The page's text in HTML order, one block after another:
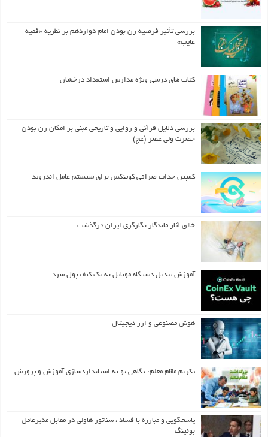
بررسی تأثیر فرضیه زن بودن امام دوازدهم بر نظریه «فقیه
غایب»
کتاب های درسی ویژه مدارس استعداد درخشان
بررسی دلایل قرآنی و روایی و تاریخی مبنی بر امکان زن بودن
حضرت ولی عصر (عج)
کمپین جذاب صرافی کوینکس برای سیستم عامل اندروید
خالق آثار ماندگار نگارگری ایران درگذشت
آموزش تبدیل دستگاه موبایل به یک کیف‌ پول سرد
هوش مصنوعی و ارز دیجیتال
تکریم مقام معلم: نگاهی نو به استانداردسازی آموزش و پرورش
پاسخگویی و مبارزه با فساد ، سناتور هاولی در مقابل مدیرعامل
بوئینگ